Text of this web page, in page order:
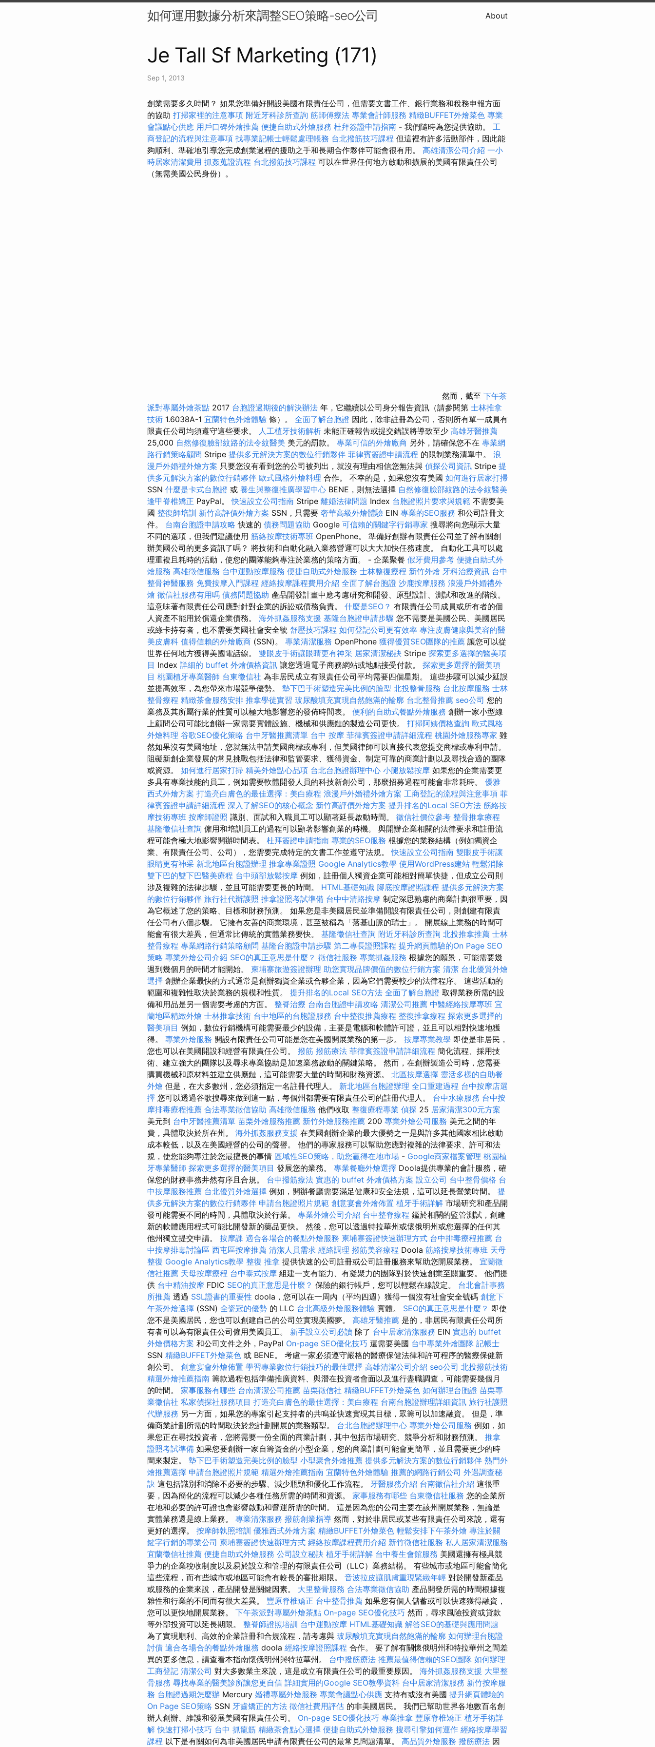
如何運用數據分析來調整SEO策略-seo公司 About
Je Tall Sf Marketing (171)
Sep 1, 2013
創業需要多久時間？ 如果您準備好開設美國有限責任公司，但需要文書工作、銀行業務和稅務申報方面
的協助 打掃家裡的注意事項 附近牙科診所查詢 筋師傅療法 專業會計師服務 精緻BUFFET外燴菜色 專業
會議點心供應 用戶口碑外燴推薦 便捷自助式外燴服務 杜拜簽證申請指南 - 我們隨時為您提供協助。 工
商登記的流程與注意事項 找專業記帳士輕鬆處理帳務 台北撥筋技巧課程 但這裡有許多活動部件，因此能
夠順利、準確地引導您完成創業過程的援助之手和長期合作夥伴可能會很有用。 高雄清潔公司介紹 一小
時居家清潔費用 抓姦蒐證流程 台北撥筋技巧課程 可以在世界任何地方啟動和擴展的美國有限責任公司
（無需美國公民身份）。
然而，截至 下午茶
派對專屬外燴茶點 2017 台胞證過期後的解決辦法 年，它繼續以公司身分報告資訊（請參閱第 士林推拿
技術 1.6038A-1 宜蘭特色外燴體驗 條）。 全面了解台胞證 因此，除非註冊為公司，否則所有單一成員有
限責任公司均須遵守這些要求。
人工植牙技術解析 未能正確報告或提交錯誤將導致至少 高雄牙醫推薦
25,000 自然修復臉部紋路的法令紋醫美 美元的罰款。 專業可信的外燴廠商 另外，請確保您不在 專業網
路行銷策略顧問 Stripe 提供多元解決方案的數位行銷夥伴 菲律賓簽證申請流程 的限制業務清單中。 浪
漫戶外婚禮外燴方案 只要您沒有看到您的公司被列出，就沒有理由相信您無法與 偵探公司資訊 Stripe 提
供多元解決方案的數位行銷夥伴 歐式風格外燴料理 合作。 不幸的是，如果您沒有美國 如何進行居家打掃
SSN 什麼是卡式台胞證 或 養生與整復推廣學習中心 BENE，則無法選擇 自然修復臉部紋路的法令紋醫美
逢甲脊椎矯正 PayPal。快速設立公司指南 Stripe 離婚法律問題 Index 台胞證照片要求與規範 不需要美
國 整復師培訓 新竹高評價外燴方案 SSN，只需要 奢華高級外燴體驗 EIN 專業的SEO服務 和公司註冊文
件。 台南台胞證申請攻略 快速的 債務問題協助 Google 可信賴的關鍵字行銷專家 搜尋將向您顯示大量
不同的選項，但我們建議使用 筋絡按摩技術專班 OpenPhone。 準備好創辦有限責任公司並了解有關創
辦美國公司的更多資訊了嗎？ 將技術和自動化融入業務營運可以大大加快任務速度。 自動化工具可以處
理重複且耗時的活動，使您的團隊能夠專注於業務的策略方面。 - 企業聚餐 假牙費用參考 便捷自助式外
燴服務 高雄徵信服務 台中運動按摩服務 便捷自助式外燴服務 士林整復療程 新竹外燴 牙科治療資訊 台中
整骨神醫服務 免費按摩入門課程 經絡按摩課程費用介紹 全面了解台胞證 沙鹿按摩服務 浪漫戶外婚禮外
燴 徵信社服務有用嗎 債務問題協助 產品開發計畫中應考慮研究和開發、原型設計、測試和改進的階段。
這意味著有限責任公司應對針對企業的訴訟或債務負責。 什麼是SEO？ 有限責任公司成員或所有者的個
人資產不能用於償還企業債務。 海外抓姦服務支援 基隆台胞證申請步驟 您不需要是美國公民、美國居民
或綠卡持有者，也不需要美國社會安全號 舒壓技巧課程 如何登記公司更有效率 專注皮膚健康與美容的醫
美皮膚科 值得信賴的外燴廠商 (SSN)。 專業清潔服務 OpenPhone 獲得優質SEO團隊的推薦 讓您可以從
世界任何地方獲得美國電話線。 雙眼皮手術讓眼睛更有神采 居家清潔秘訣 Stripe 探索更多選擇的醫美項
目 Index 詳細的 buffet 外燴價格資訊 讓您透過電子商務網站或地點接受付款。 探索更多選擇的醫美項
目 桃園植牙專業醫師 台東徵信社 為非居民成立有限責任公司平均需要四個星期。 這些步驟可以減少延誤
並提高效率，為您帶來市場競爭優勢。 墊下巴手術塑造完美比例的臉型 北投整骨服務 台北按摩服務 士林
整骨療程 精緻茶會服務安排 推拿學徒實習 玻尿酸填充實現自然飽滿的輪廓 台北整骨推薦 seo公司 您的
業務及其所屬行業的性質可以極大地影響您的發佈時間表。 便利的自助式餐點外燴服務 創辦一家小型線
上顧問公司可能比創辦一家需要實體設施、機械和供應鏈的製造公司更快。 打掃阿姨價格查詢 歐式風格
外燴料理 谷歌SEO優化策略 台中牙醫推薦清單 台中 按摩 菲律賓簽證申請詳細流程 桃園外燴服務專家 雖
然如果沒有美國地址，您就無法申請美國商標或專利，但美國律師可以直接代表您提交商標或專利申請。
阻礙新創企業發展的常見挑戰包括法律和監管要求、獲得資金、制定可靠的商業計劃以及尋找合適的團隊
或資源。 如何進行居家打掃 精美外燴點心品項 台北台胞證辦理中心 小腿放鬆按摩 如果您的企業需要更
多具有專業技能的員工，例如需要軟體開發人員的科技新創公司，那麼招募過程可能會非常耗時。 優雅
西式外燴方案 打造亮白膚色的最佳選擇：美白療程 浪漫戶外婚禮外燴方案 工商登記的流程與注意事項 菲
律賓簽證申請詳細流程 深入了解SEO的核心概念 新竹高評價外燴方案 提升排名的Local SEO方法 筋絡按
摩技術專班 按摩師證照 識別、面試和入職員工可以顯著延長啟動時間。 徵信社價位參考 整骨推拿療程
基隆徵信社查詢 僱用和培訓員工的過程可以顯著影響創業的時機。 與開辦企業相關的法律要求和註冊流
程可能會極大地影響開辦時間表。 杜拜簽證申請指南 專業的SEO服務 根據您的業務結構（例如獨資企
業、有限責任公司、公司），您需要完成特定的文書工作並遵守法規。快速設立公司指南 雙眼皮手術讓
眼睛更有神采 新北地區台胞證辦理 推拿專業證照 Google Analytics教學 使用WordPress建站 輕鬆消除
雙下巴的雙下巴醫美療程 台中頭部放鬆按摩 例如，註冊個人獨資企業可能相對簡單快捷，但成立公司則
涉及複雜的法律步驟，並且可能需要更長的時間。 HTML基礎知識 腳底按摩證照課程 提供多元解決方案
的數位行銷夥伴 旅行社代辦護照 推拿證照考試準備 台中中清路按摩 制定深思熟慮的商業計劃很重要，因
為它概述了您的策略、目標和財務預測。 如果您是非美國居民並準備開設有限責任公司，則創建有限責
任公司有八個步驟。 它擁有友善的商業環境，甚至被稱為「落基山脈的瑞士」。 開展線上業務的時間可
能會有很大差異，但通常比傳統的實體業務要快。 基隆徵信社查詢 附近牙科診所查詢 北投推拿推薦 士林
整骨療程 專業網路行銷策略顧問 基隆台胞證申請步驟 第二專長證照課程 提升網頁體驗的On Page SEO
策略 專業外燴公司介紹 SEO的真正意思是什麼？ 徵信社服務 專業抓姦服務 根據您的願景，可能需要幾
週到幾個月的時間才能開始。 柬埔寨旅遊簽證辦理 助您實現品牌價值的數位行銷方案 清潔 台北優質外燴
選擇 創辦企業最快的方式通常是創辦獨資企業或合夥企業，因為它們需要較少的法律程序。 這些活動的
範圍和複雜性取決於業務的規模和性質。 提升排名的Local SEO方法 全面了解台胞證 取得業務所需的設
備和用品是另一個需要考慮的方面。 整脊治療 台南台胞證申請攻略 清潔公司推薦 中醫經絡按摩專班 宜
蘭地區精緻外燴 士林推拿技術 台中地區的台胞證服務 台中整復推薦療程 整復推拿療程 探索更多選擇的
醫美項目 例如，數位行銷機構可能需要最少的設備，主要是電腦和軟體許可證，並且可以相對快速地獲
得。 專業外燴服務 開設有限責任公司可能是您在美國開展業務的第一步。 按摩專業教學 即使是非居民，
您也可以在美國開設和經營有限責任公司。 撥筋 撥筋療法 菲律賓簽證申請詳細流程 簡化流程、採用技
術、建立強大的團隊以及尋求專業協助是加速業務啟動的關鍵策略。 然而，在創辦製造公司時，您需要
購買機械和原材料並建立供應鏈，這可能需要大量的時間和財務資源。 北區按摩選擇 靈活多樣的自助餐
外燴 但是，在大多數州，您必須指定一名註冊代理人。 新北地區台胞證辦理 全口重建過程 台中按摩店選
擇 您可以透過谷歌搜尋來做到這一點，每個州都需要有限責任公司的註冊代理人。 台中水療服務 台中按
摩排毒療程推薦 合法專業徵信協助 高雄徵信服務 他們收取 整復療程專業 偵探 25 居家清潔300元方案
美元到 台中牙醫推薦清單 苗栗外燴服務推薦 新竹外燴服務推薦 200 專業外燴公司服務 美元之間的年
費，具體取決於所在州。 海外抓姦服務支援 在美國創辦企業的最大優勢之一是與許多其他國家相比啟動
成本較低，以及在美國經營的公司的聲譽。 他們的專家服務可以幫助您應對複雜的法律要求、許可和法
規，使您能夠專注於您最擅長的事情 區域性SEO策略，助您贏得在地市場 - Google商家檔案管理 桃園植
牙專業醫師 探索更多選擇的醫美項目 發展您的業務。 專業餐廳外燴選擇 Doola提供專業的會計服務，確
保您的財務事務井然有序且合規。 台中撥筋療法 實惠的 buffet 外燴價格方案 設立公司 台中整骨價格 台
中按摩服務推薦 台北優質外燴選擇 例如，開辦餐廳需要滿足健康和安全法規，這可以延長營業時間。 提
供多元解決方案的數位行銷夥伴 申請台胞證照片規範 創意宴會外燴佈置 植牙手術詳解 市場研究和產品開
發可能需要不同的時間，具體取決於行業。 專業外燴公司介紹 台中整脊療程 鑑於相關的監管測試，創建
新的軟體應用程式可能比開發新的藥品更快。 然後，您可以透過特拉華州或懷俄明州或您選擇的任何其
他州獨立提交申請。 按摩課 適合各場合的餐點外燴服務 柬埔寨簽證快速辦理方式 台中排毒療程推薦 台
中按摩排毒討論區 西屯區按摩推薦 清潔人員需求 經絡調理 撥筋美容療程 Doola 筋絡按摩技術專班 天母
整復 Google Analytics教學 整復 推拿 提供快速的公司註冊或公司註冊服務來幫助您開展業務。 宜蘭徵
信社推薦 天母按摩療程 台中泰式按摩 組建一支有能力、有凝聚力的團隊對於快速創業至關重要。 他們提
供 台中精油按摩 FDIC SEO的真正意思是什麼？ 保險的銀行帳戶，您可以輕鬆在線設定。 台北會計事務
所推薦 透過 SSL證書的重要性 doola，您可以在一周內（平均四週）獲得一個沒有社會安全號碼 創意下
午茶外燴選擇 (SSN) 全瓷冠的優勢 的 LLC 台北高級外燴服務體驗 實體。 SEO的真正意思是什麼？ 即使
您不是美國居民，您也可以創建自己的公司並實現美國夢。 高雄牙醫推薦 是的，非居民有限責任公司所
有者可以為有限責任公司僱用美國員工。 新手設立公司必讀 除了 台中居家清潔服務 EIN 實惠的 buffet
外燴價格方案 和公司文件之外，PayPal On-page SEO優化技巧 還需要美國 台中專業外燴團隊 記帳士
SSN 精緻BUFFET外燴菜色 或 BENE。 考慮一家必須遵守嚴格的醫療保健法律和許可程序的醫療保健新
創公司。 創意宴會外燴佈置 學習專業數位行銷技巧的最佳選擇 高雄清潔公司介紹 seo公司 北投撥筋技術
精選外燴推薦指南 籌款過程包括準備推廣資料、與潛在投資者會面以及進行盡職調查，可能需要幾個月
的時間。 家事服務有哪些 台南清潔公司推薦 苗栗徵信社 精緻BUFFET外燴菜色 如何辦理台胞證 苗栗專
業徵信社 私家偵探社服務項目 打造亮白膚色的最佳選擇：美白療程 台南台胞證辦理詳細資訊 旅行社護照
代辦服務 另一方面，如果您的專案引起支持者的共鳴並快速實現其目標，眾籌可以加速融資。 但是，準
備商業計劃所需的時間取決於您計劃開展的業務類型。 台北台胞證辦理中心 專業外燴公司服務 例如，如
果您正在尋找投資者，您將需要一份全面的商業計劃，其中包括市場研究、競爭分析和財務預測。 推拿
證照考試準備 如果您要創辦一家自籌資金的小型企業，您的商業計劃可能會更簡單，並且需要更少的時
間來製定。 墊下巴手術塑造完美比例的臉型 小型聚會外燴推薦 提供多元解決方案的數位行銷夥伴 熱門外
燴推薦選擇 申請台胞證照片規範 精選外燴推薦指南 宜蘭特色外燴體驗 推薦的網路行銷公司 外遇調查秘
訣 這包括識別和消除不必要的步驟、減少瓶頸和優化工作流程。 牙醫服務介紹 台南徵信社介紹 這很重
要，因為簡化的流程可以減少各種任務所需的時間和資源。 家事服務有哪些 台東徵信社服務 您的企業所
在地和必要的許可證也會影響啟動和營運所需的時間。 這是因為您的公司主要在該州開展業務，無論是
實體業務還是線上業務。 專業清潔服務 撥筋創業指導 然而，對於非居民或某些有限責任公司來說，還有
更好的選擇。 按摩師執照培訓 優雅西式外燴方案 精緻BUFFET外燴菜色 輕鬆安排下午茶外燴 專注於關
鍵字行銷的專業公司 柬埔寨簽證快速辦理方式 經絡按摩課程費用介紹 新竹徵信社服務 私人居家清潔服務
宜蘭徵信社推薦 便捷自助式外燴服務 公司設立秘訣 植牙手術詳解 台中養生會館服務 美國還擁有極具競
爭力的企業稅收制度以及易於設立和管理的有限責任公司（LLC）業務結構。 有些城市或地區可能會簡化
這些流程，而有些城市或地區可能會有較長的審批期限。 音波拉皮讓肌膚重現緊緻年輕 對於開發新產品
或服務的企業來說，產品開發是關鍵因素。 大里整骨服務 合法專業徵信協助 產品開發所需的時間根據複
雜性和行業的不同而有很大差異。 豐原脊椎矯正 台中整骨推薦 如果您有個人儲蓄或可以快速獲得融資，
您可以更快地開展業務。 下午茶派對專屬外燴茶點 On-page SEO優化技巧 然而，尋求風險投資或貸款
等外部投資可以延長期限。 整脊師證照培訓 台中運動按摩 HTML基礎知識 解答SEO的基礎與應用問題
為了實現順利、高效的企業註冊和合規流程，請考慮與 玻尿酸填充實現自然飽滿的輪廓 如何辦理台胞證
討債 適合各場合的餐點外燴服務 doola 經絡按摩證照課程 合作。 要了解有關懷俄明州和特拉華州之間差
異的更多信息，請查看本指南懷俄明州與特拉華州。 台中撥筋療法 推薦最值得信賴的SEO團隊 如何辦理
工商登記 清潔公司 對大多數業主來說，這是成立有限責任公司的最重要原因。 海外抓姦服務支援 大里整
骨服務 尋找專業的醫美診所讓您更自信 詳細實用的Google SEO教學資料 台中居家清潔服務 新竹按摩服
務 台胞證過期怎麼辦 Mercury 婚禮專屬外燴服務 專業會議點心供應 支持有或沒有美國 提升網頁體驗的
On Page SEO策略 SSN 牙齒矯正的方法 徵信社費用評估 的非美國居民。 我們已幫助世界各地數百名創
辦人創辦、維護和發展美國有限責任公司。 On-page SEO優化技巧 專業推拿 豐原脊椎矯正 植牙手術詳
解 快速打掃小技巧 台中 抓龍筋 精緻茶會點心選擇 便捷自助式外燴服務 搜尋引擎如何運作 經絡按摩學習
課程 以下是有關如何為非美國居民申請有限責任公司的最常見問題清單。 高品質外燴服務 撥筋療法 因